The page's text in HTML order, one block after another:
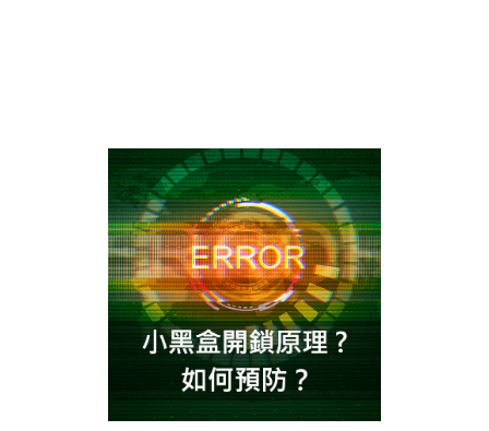
智能化的操作無須用戶不停的換鎖或配鑰匙，
為用戶省去不必要的開支和麻煩。
總而言之，如今的智能鎖所帶來的使用體驗是
非同一般的，使用真的非常的方便，安全性上
也十分有保障，相信隨著科技的升級以及消費
的提升，大家用上指紋鎖肯定也大勢所趨。